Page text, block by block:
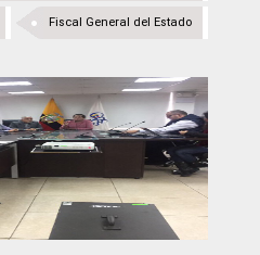
Fiscal General del Estado